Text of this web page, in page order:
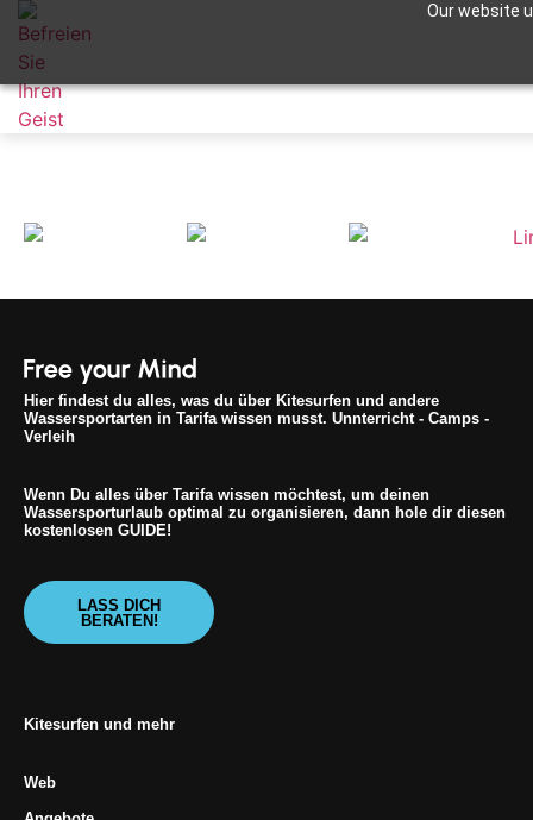
Our website
Apuntame !
Hier findest du alles, was du über Kitesurfen und andere
Wassersportarten in Tarifa wissen musst. Unnterricht - Camps -
Verleih
Wenn Du alles über Tarifa wissen möchtest, um deinen
Wassersporturlaub optimal zu organisieren, dann hole dir diesen
kostenlosen GUIDE!
LASS DICH
BERATEN!
Kitesurfen und mehr
Web